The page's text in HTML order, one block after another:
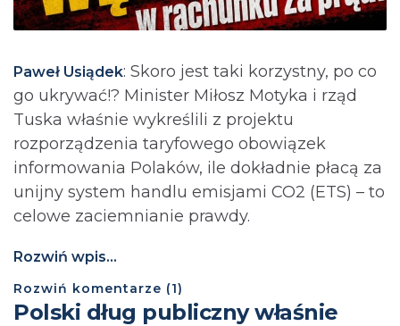
Paweł Usiądek: Skoro jest taki korzystny, po co
go ukrywać!? Minister Miłosz Motyka i rząd
Tuska właśnie wykreślili z projektu
rozporządzenia taryfowego obowiązek
informowania Polaków, ile dokładnie płacą za
unijny system handlu emisjami CO2 (ETS) – to
celowe zaciemnianie prawdy.
Rozwiń wpis...
Rozwiń komentarze (1)
Polski dług publiczny właśnie